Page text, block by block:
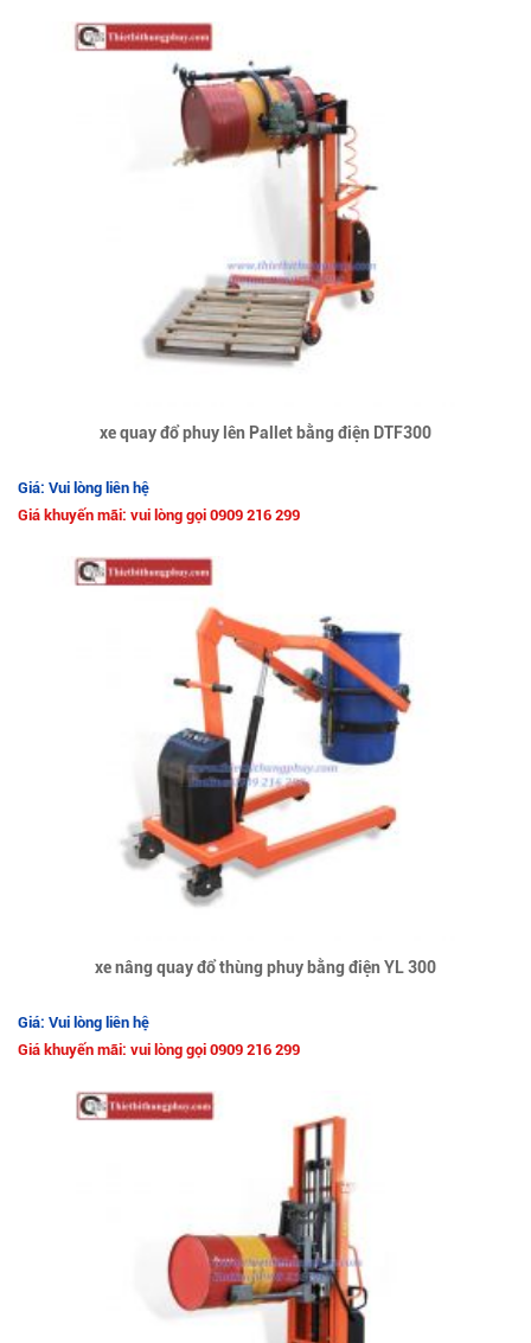
xe quay đổ phuy lên Pallet bằng điện DTF300
Giá: Vui lòng liên hệ
Giá khuyến mãi: vui lòng gọi 0909 216 299
xe nâng quay đổ thùng phuy bằng điện YL 300
Giá: Vui lòng liên hệ
Giá khuyến mãi: vui lòng gọi 0909 216 299